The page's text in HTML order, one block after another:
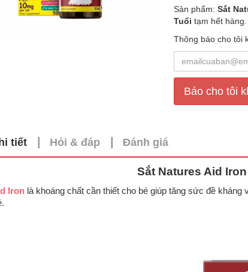
Sản phẩm: Sắt
Tuổi tạm hết hàng.
Thông báo cho tôi
Báo cho tôi
tiết Hỏi & đáp Đánh giá
Sắt Natures Aid
Iron là khoáng chất cần thiết cho bé giúp tăng sức đề